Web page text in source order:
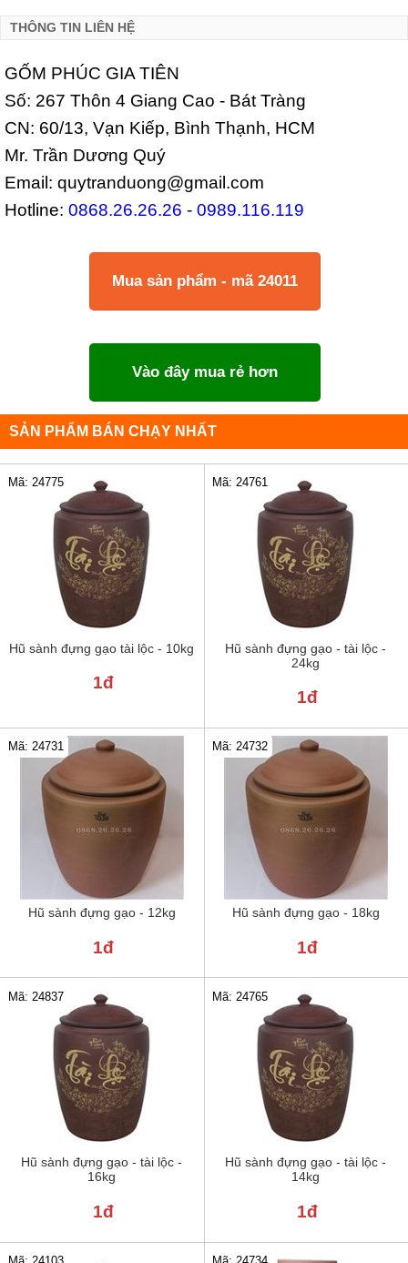
THÔNG TIN LIÊN HỆ
GỐM PHÚC GIA TIÊN
Số: 267 Thôn 4 Giang Cao - Bát Tràng
CN: 60/13, Vạn Kiếp, Bình Thạnh, HCM
Mr. Trần Dương Quý
Email: quytranduong@gmail.com
Hotline: 0868.26.26.26 - 0989.116.119
Mua sản phẩm - mã 24011
Vào đây mua rẻ hơn
SẢN PHẨM BÁN CHẠY NHẤT
Hũ sành đựng gạo tài lộc - 10kg
Mã: 24775
1đ
Hũ sành đựng gạo - tài lộc -
24kg
Mã: 24761
1đ
Hũ sành đựng gạo - 12kg
Mã: 24731
1đ
Hũ sành đựng gạo - 18kg
Mã: 24732
1đ
Hũ sành đựng gạo - tài lộc -
16kg
Mã: 24837
1đ
Hũ sành đựng gạo - tài lộc -
14kg
Mã: 24765
1đ